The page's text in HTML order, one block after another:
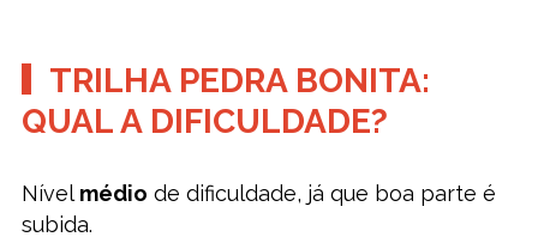
TRILHA PEDRA BONITA:
QUAL A DIFICULDADE?
Nível médio de dificuldade, já que boa parte é
subida.